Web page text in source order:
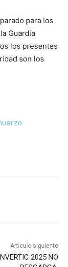
para los
Guardia
los presentes
son los
Artículo siguiente
2025 NO